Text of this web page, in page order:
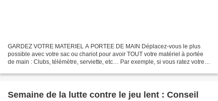
GARDEZ VOTRE MATERIEL A PORTEE DE MAIN Déplacez-vous le plus
possible avec votre sac ou chariot pour avoir TOUT votre matériel à portée
de main : Clubs, télémètre, serviette, etc… Par exemple, si vous ratez votre
Semaine de la lutte contre le jeu lent : Conseil